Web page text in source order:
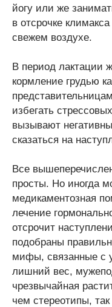
йогу или же
в отсрочке
свежем воздухе.
В период лактации
кормление грудью
избегать
вызывают
сказаться на
Все
просты. Но иногда
медикаментозная
лечение
отсрочит
подобраны
мифы, связанные с
лишний вес,
чрезвычайная
чем стереотипы,